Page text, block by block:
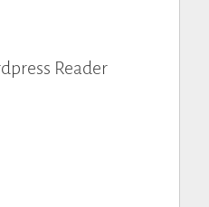
Reader